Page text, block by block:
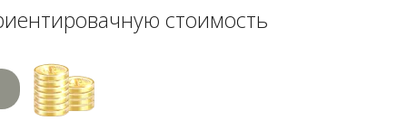
стоимость